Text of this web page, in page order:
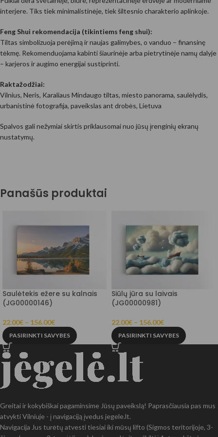
interjere. Tiks tiek minimalistinėje, tiek šiltesnio charakterio aplinkoje.
Feng Shui rekomendacija (tikintiems feng shui):
Tiltas simbolizuoja perėjimą ir naujas galimybes, o vanduo – finansinę
tėkmę. Rekomenduojama kabinti šiaurinėje arba pietrytinėje namų dalyje
– karjeros ir augimo energijai sustiprinti.
Raktažodžiai:
Vilnius, Neris, Karaliaus Mindaugo tiltas, miesto panorama, saulėlydis,
urbanistinė fotografija, paveikslas ant drobės, Lietuva
Spalvos gali nežymiai skirtis priklausomai nuo jūsų įrenginių ekranų
nustatymų.
Panašūs produktai
Saulėtekis ežere su kalnais
(JG00000146)
22.00€ – 156.00€
PASIRINKTI SAVYBES
Siūlų jūra su laivais
(JG00000981)
22.00€ – 156.00€
PASIRINKTI SAVYBES
Greitai ir kokybiškai pagaminsime Jūsų paveikslą! Paprasčiausia pas mus
atvykti Vilniuje - į navigaciją įvedus jegele.lt.
Navigacija Jus turėtų atvesti tiesiai iki mūsų lifto (Sigmos teritorijoje, 3-